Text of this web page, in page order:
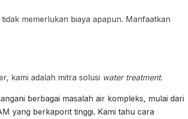
memerlukan biaya apapun. Manfaatkan
kami adalah mitra solusi water treatment.
berbagai masalah air kompleks, mulai dari
yang berkaporit tinggi. Kami tahu cara